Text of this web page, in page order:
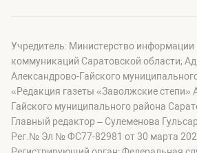
Учредитель: Министерство
коммуникаций Саратовской области;
Александрово-Гайского
«Редакция газеты «Заволжские степи»
Гайского муниципального района
Главный редактор – Сулеменова
Рег.№ Эл № ФС77-82981 от 30 марта